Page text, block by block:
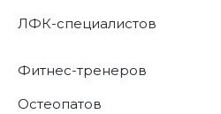
ЛФК-специалистов
Фитнес-тренеров
Остеопатов